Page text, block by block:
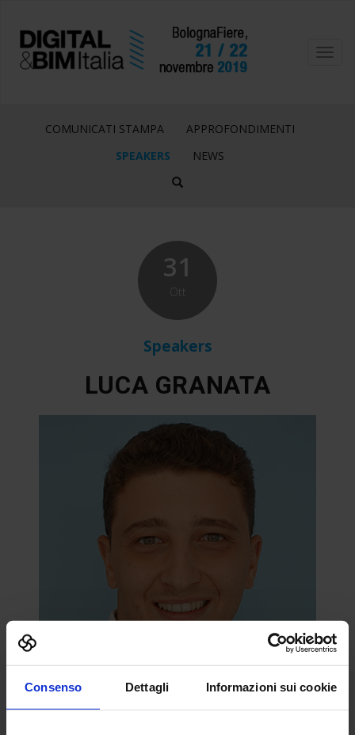
Consenso Dettagli Informazioni sui cookie
COMUNICATI STAMPA
APPROFONDIMENTI
SPEAKERS
NEWS
31
Ott
Speakers
LUCA GRANATA